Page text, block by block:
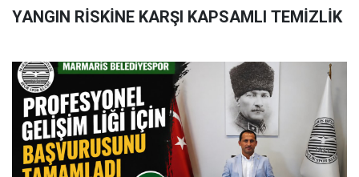
YANGIN RİSKİNE KARŞI KAPSAMLI TEMİZLİK